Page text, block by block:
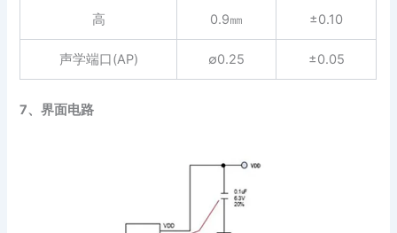
高 0.9㎜ ±0.10
声学端口(AP) ∅0.25 ±0.05
7、界面电路